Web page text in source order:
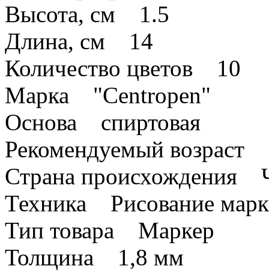
Высота, см 1.5
Длина, см 14
Количество цветов 10
Марка "Centropen"
Основа спиртовая
Рекомендуемый возраст
Страна происхождения
Техника Рисование
Тип товара Маркер
Толщина 1,8 мм